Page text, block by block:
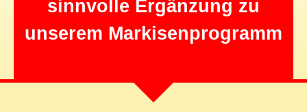
sinnvolle Ergänzung zu
unserem Markisenprogramm